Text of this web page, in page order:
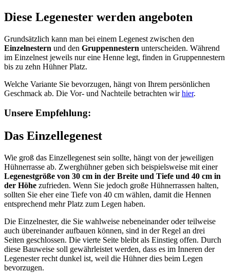
Diese Legenester werden angeboten
Grundsätzlich kann man bei einem Legenest zwischen den
Einzelnestern und den Gruppennestern unterscheiden. Während
im Einzelnest jeweils nur eine Henne legt, finden in Gruppennestern
bis zu zehn Hühner Platz.
Welche Variante Sie bevorzugen, hängt von Ihrem persönlichen
Geschmack ab. Die Vor- und Nachteile betrachten wirhier.
Unsere Empfehlung:
Das Einzellegenest
Wie groß das Einzellegenest sein sollte, hängt von der jeweiligen
Hühnerrasse ab. Zwerghühner geben sich beispielsweise mit einer
Legenestgröße von 30 cm in der Breite und Tiefe und 40 cm in
der Höhe zufrieden. Wenn Sie jedoch große Hühnerrassen halten,
sollten Sie eher eine Tiefe von 40 cm wählen, damit die Hennen
entsprechend mehr Platz zum Legen haben.
Die Einzelnester, die Sie wahlweise nebeneinander oder teilweise
auch übereinander aufbauen können, sind in der Regel an drei
Seiten geschlossen. Die vierte Seite bleibt als Einstieg offen. Durch
diese Bauweise soll gewährleistet werden, dass es im Inneren der
Legenester recht dunkel ist, weil die Hühner dies beim Legen
bevorzugen.